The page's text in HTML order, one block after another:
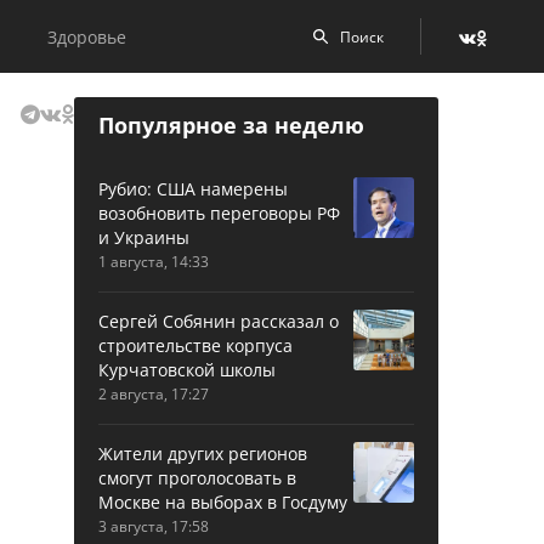
Здоровье
Популярное за неделю
Рубио: США намерены
возобновить переговоры РФ
и Украины
1 августа, 14:33
Сергей Собянин рассказал о
строительстве корпуса
Курчатовской школы
2 августа, 17:27
Жители других регионов
смогут проголосовать в
Москве на выборах в Госдуму
3 августа, 17:58